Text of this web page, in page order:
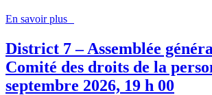
En savoir plus
District 7 – Assemblée
Comité des droits de la
septembre 2026, 19 h 00